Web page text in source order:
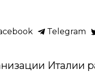
Telegram
Италии